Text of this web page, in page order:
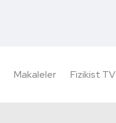
Makaleler Fizikist TV